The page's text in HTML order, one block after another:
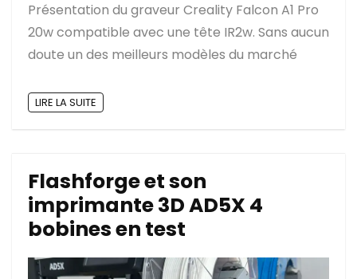
Présentation du graveur Creality Falcon A1 Pro
20w compatible avec une tête IR2w. Sans aucun
doute un des meilleurs modèles du marché
LIRE LA SUITE
Flashforge et son
imprimante 3D AD5X 4
bobines en test